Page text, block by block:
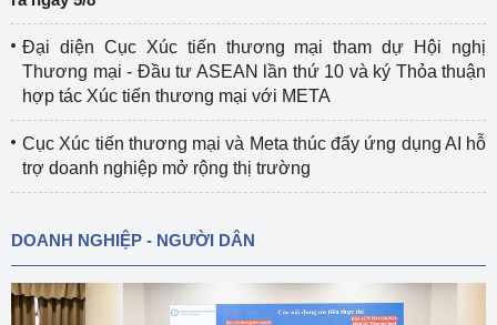
Đại diện Cục Xúc tiến thương mại tham dự Hội nghị
Thương mại - Đầu tư ASEAN lần thứ 10 và ký Thỏa thuận
hợp tác Xúc tiến thương mại với META
Cục Xúc tiến thương mại và Meta thúc đẩy ứng dụng AI hỗ
trợ doanh nghiệp mở rộng thị trường
DOANH NGHIỆP - NGƯỜI DÂN